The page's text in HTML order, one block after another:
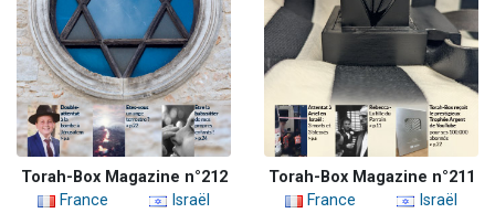
Torah-Box Magazine n°212
France
Israël
Torah-Box Magazine n°211
France
Israël